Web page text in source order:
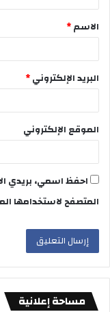
ق
*
الاسم*
البريد الإلكتروني*
الموقع الإلكتروني
احفظ اسمي، بريدي
المتصفح لاستخدامها
مساحة إعلانية